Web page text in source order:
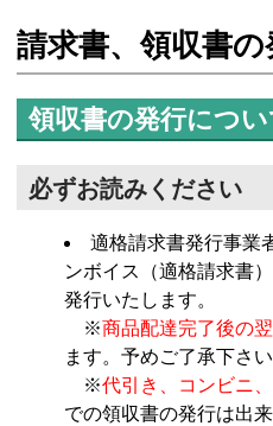
請求書、領収書の
領収書の発行につい
必ずお読みください
適格請求書発行事業
ンボイス（適格請求書
発行いたします。
※商品配達完了後の
ます。予めご了承下さい
※代引き、コンビニ
での領収書の発行は出